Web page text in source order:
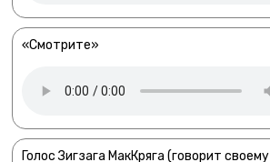
«Смотрите»
Голос Зигзага МакКряга (говорит своему